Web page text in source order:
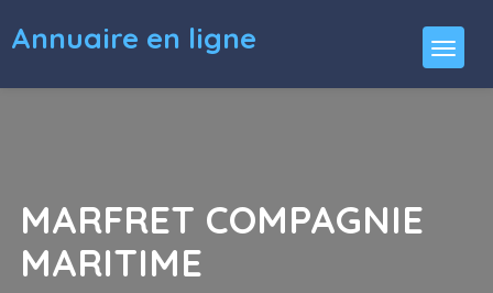
Annuaire en ligne
MARFRET COMPAGNIE
MARITIME